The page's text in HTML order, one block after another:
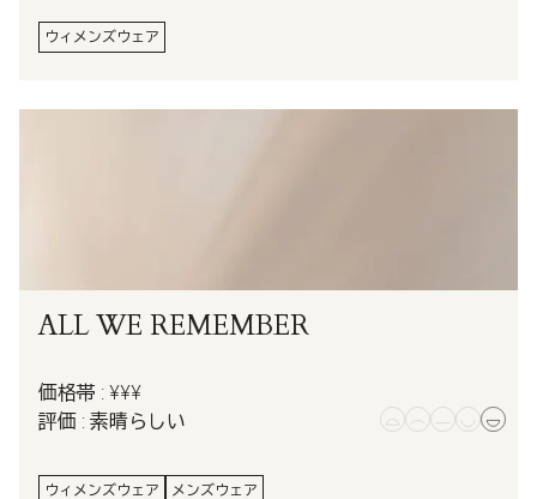
ウィメンズウェア
ALL WE REMEMBER
価格帯 : ¥¥¥
評価 : 素晴らしい
ウィメンズウェア メンズウェア